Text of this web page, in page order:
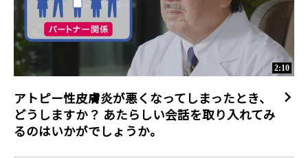
2:10
アトピー性皮膚炎が悪くなってしまったとき、
どうしますか？ あたらしい会話を取り入れてみ
るのはいかがでしょうか。